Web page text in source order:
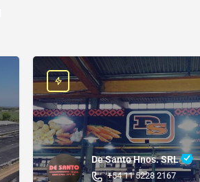
De Santo Hnos. SRL
+54 11 5228 2167